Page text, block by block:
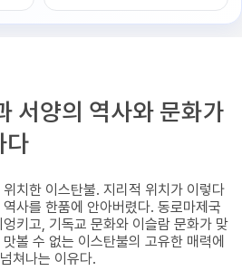
서양의 역사와 문화가
다
치한 이스탄불. 지리적 위치가 이렇다
사를 한품에 안아버렸다. 동로마제국
키고, 기독교 문화와 이슬람 문화가 맞
볼 수 없는 이스탄불의 고유한 매력에
쳐나는 이유다.